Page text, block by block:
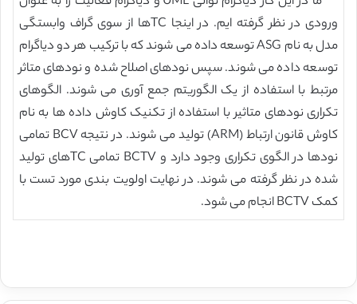
ورودی در نظر گرفته ایم. در اینجا TCها از سوی گراف وابستگی
مدل به نام ASG توسعه داده می شوند که با ترکیب هر دو دیاگرام
توسعه داده می شوند. سپس نودهای اصلاح شده و نودهای متاثر
مرتبط با استفاده از یک الگوریتم جمع آوری می شوند. الگوهای
تکراری نودهای متاثیر با استفاده از تکنیک کاوش داده ها به نام
کاوش قانون ارتباط (ARM) تولید می شوند. در نتیجه BCV تمامی
نودها در الگوی تکراری وجود دارد و BCTV تمامی TCهای تولید
شده در نظر گرفته می شوند. در نهایت اولویت بندی مورد تست با
کمک BCTV انجام می شود.